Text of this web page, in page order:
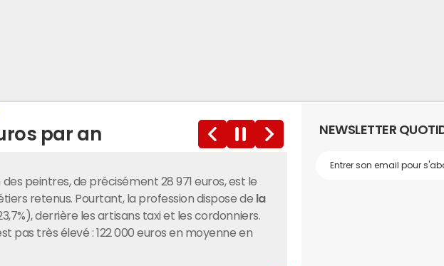
par an
peintres, de précisément 28 971 euros, est le
retenus. Pourtant, la profession dispose de la
derrière les artisans taxi et les cordonniers.
pas très élevé : 122 000 euros en moyenne en
NEWSLETTER